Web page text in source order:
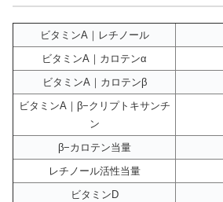
ビタミンA｜レチノール
ビタミンA｜カロテンα
ビタミンA｜カロテンβ
ビタミンA｜β−クリプトキサンチ
ン
β−カロテン当量
レチノール活性当量
ビタミンD